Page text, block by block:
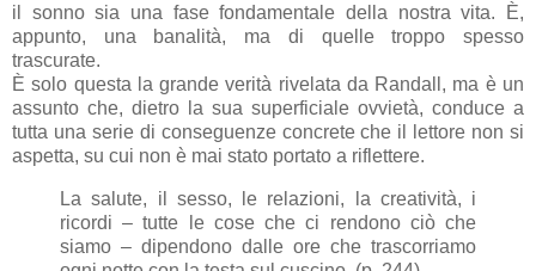
il sonno sia una fase fondamentale della nostra vita. È,
appunto, una banalità, ma di quelle troppo spesso
trascurate.
È solo questa la grande verità rivelata da Randall, ma è un
assunto che, dietro la sua superficiale ovvietà, conduce a
tutta una serie di conseguenze concrete che il lettore non si
aspetta, su cui non è mai stato portato a riflettere.
La salute, il sesso, le relazioni, la creatività, i
ricordi – tutte le cose che ci rendono ciò che
siamo – dipendono dalle ore che trascorriamo